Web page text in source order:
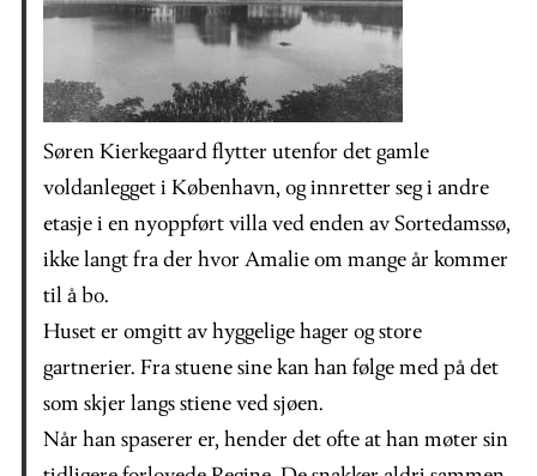
Søren Kierkegaard flytter utenfor det gamle
voldanlegget i København, og innretter seg i andre
etasje i en nyoppført villa ved enden av Sortedamssø,
ikke langt fra der hvor Amalie om mange år kommer
til å bo.
Huset er omgitt av hyggelige hager og store
gartnerier. Fra stuene sine kan han følge med på det
som skjer langs stiene ved sjøen.
Når han spaserer er, hender det ofte at han møter sin